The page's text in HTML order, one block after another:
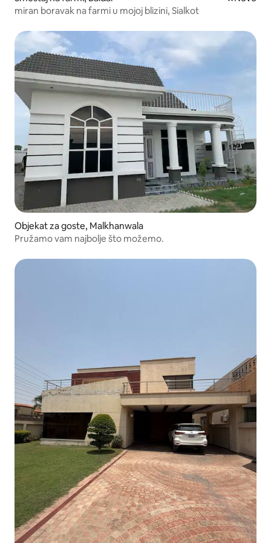
miran boravak na farmi u mojoj blizini, Sialkot
Objekat za goste, Malkhanwala
Pružamo vam najbolje što možemo.